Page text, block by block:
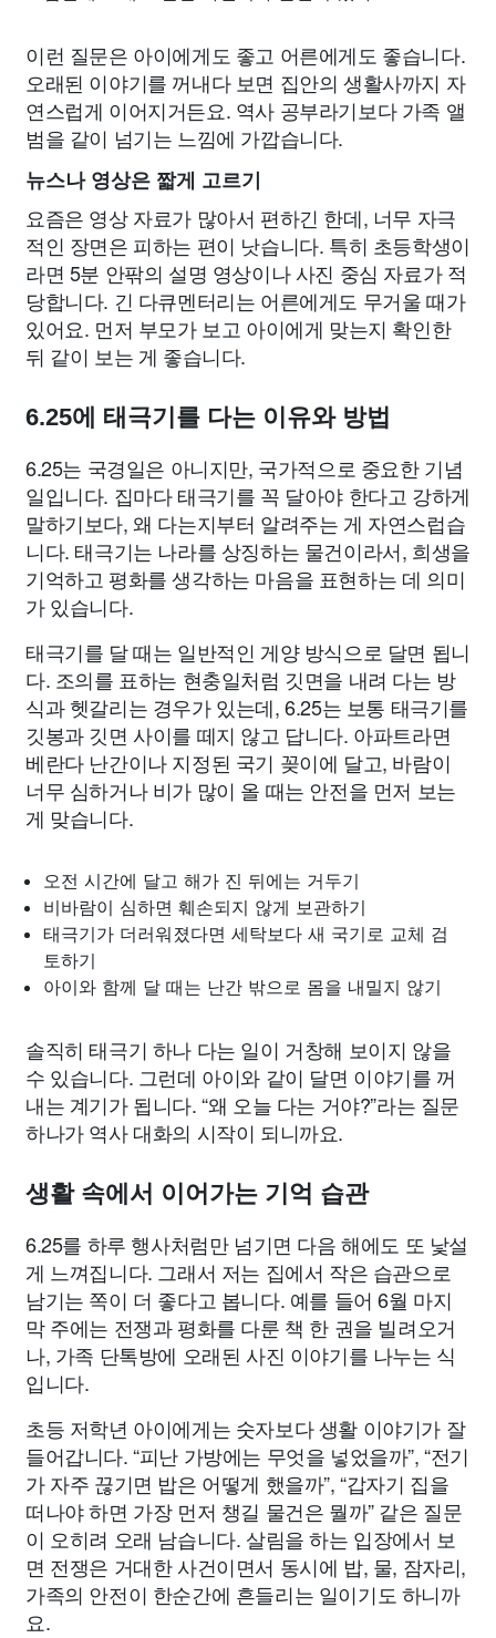
이런 질문은 아이에게도 좋고 어른에게도 좋습니다.
오래된 이야기를 꺼내다 보면 집안의 생활사까지 자
연스럽게 이어지거든요. 역사 공부라기보다 가족 앨
범을 같이 넘기는 느낌에 가깝습니다.
뉴스나 영상은 짧게 고르기
요즘은 영상 자료가 많아서 편하긴 한데, 너무 자극
적인 장면은 피하는 편이 낫습니다. 특히 초등학생이
라면 5분 안팎의 설명 영상이나 사진 중심 자료가 적
당합니다. 긴 다큐멘터리는 어른에게도 무거울 때가
있어요. 먼저 부모가 보고 아이에게 맞는지 확인한
뒤 같이 보는 게 좋습니다.
6.25에 태극기를 다는 이유와 방법
6.25는 국경일은 아니지만, 국가적으로 중요한 기념
일입니다. 집마다 태극기를 꼭 달아야 한다고 강하게
말하기보다, 왜 다는지부터 알려주는 게 자연스럽습
니다. 태극기는 나라를 상징하는 물건이라서, 희생을
기억하고 평화를 생각하는 마음을 표현하는 데 의미
가 있습니다.
태극기를 달 때는 일반적인 게양 방식으로 달면 됩니
다. 조의를 표하는 현충일처럼 깃면을 내려 다는 방
식과 헷갈리는 경우가 있는데, 6.25는 보통 태극기를
깃봉과 깃면 사이를 떼지 않고 답니다. 아파트라면
베란다 난간이나 지정된 국기 꽂이에 달고, 바람이
너무 심하거나 비가 많이 올 때는 안전을 먼저 보는
게 맞습니다.
오전 시간에 달고 해가 진 뒤에는 거두기
비바람이 심하면 훼손되지 않게 보관하기
태극기가 더러워졌다면 세탁보다 새 국기로 교체 검
토하기
아이와 함께 달 때는 난간 밖으로 몸을 내밀지 않기
솔직히 태극기 하나 다는 일이 거창해 보이지 않을
수 있습니다. 그런데 아이와 같이 달면 이야기를 꺼
내는 계기가 됩니다. “왜 오늘 다는 거야?”라는 질문
하나가 역사 대화의 시작이 되니까요.
생활 속에서 이어가는 기억 습관
6.25를 하루 행사처럼만 넘기면 다음 해에도 또 낯설
게 느껴집니다. 그래서 저는 집에서 작은 습관으로
남기는 쪽이 더 좋다고 봅니다. 예를 들어 6월 마지
막 주에는 전쟁과 평화를 다룬 책 한 권을 빌려오거
나, 가족 단톡방에 오래된 사진 이야기를 나누는 식
입니다.
초등 저학년 아이에게는 숫자보다 생활 이야기가 잘
들어갑니다. “피난 가방에는 무엇을 넣었을까”, “전기
가 자주 끊기면 밥은 어떻게 했을까”, “갑자기 집을
떠나야 하면 가장 먼저 챙길 물건은 뭘까” 같은 질문
이 오히려 오래 남습니다. 살림을 하는 입장에서 보
면 전쟁은 거대한 사건이면서 동시에 밥, 물, 잠자리,
가족의 안전이 한순간에 흔들리는 일이기도 하니까
요.